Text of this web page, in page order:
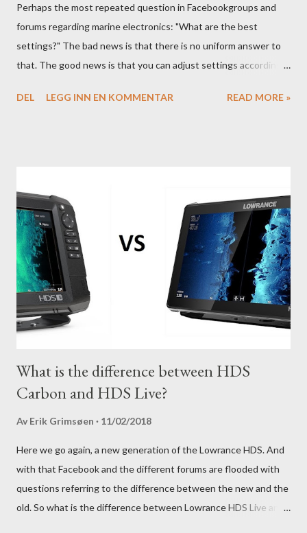
Perhaps the most repeated question in Facebookgroups and
forums regarding marine electronics: "What are the best
settings?" The bad news is that there is no uniform answer to
that. The good news is that you can adjust settings according
you should tweak and why. Here is part 1 of our guide to get the
DEL LEGG INN EN KOMMENTAR READ MORE »
What is the difference between HDS
Carbon and HDS Live?
Av Erik Grimsøen 11/02/2018
Here we go again, a new generation of the Lowrance HDS. And
with that Facebook and the different forums are flooded with
questions referring to the difference between the new and the
old. So what is the difference between Lowrance HDS Live and